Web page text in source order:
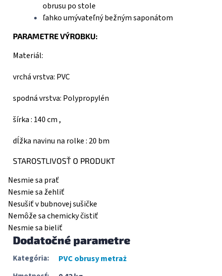
obrusu po stole
ľahko umývateľný bežným saponátom
PARAMETRE VÝROBKU:
Materiál:
vrchá vrstva: PVC
spodná vrstva: Polypropylén
šírka : 140 cm ,
dĺžka navinu na rolke : 20 bm
STAROSTLIVOSŤ O PRODUKT
Nesmie sa prať
Nesmie sa žehliť
Nesušiť v bubnovej sušičke
Nemôže sa chemicky čistiť
Nesmie sa bieliť
Dodatočné parametre
Kategória: PVC obrusy metraż